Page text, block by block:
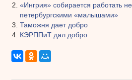
«Ингрия» собирается работать
петербургскими «малышами»
Таможня дает добро
КЭРППиТ дал добро